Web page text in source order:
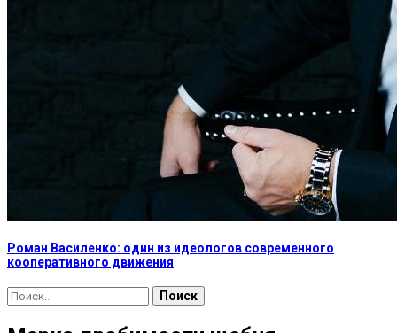
Роман Василенко: один из идеологов современного
кооперативного движения
Найти: